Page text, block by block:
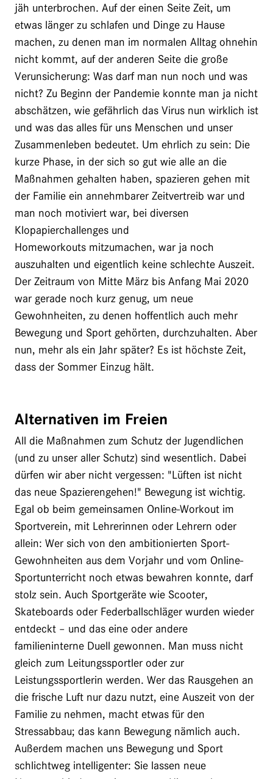
jäh unterbrochen. Auf der einen Seite Zeit, um
etwas länger zu schlafen und Dinge zu Hause
machen, zu denen man im normalen Alltag ohnehin
nicht kommt, auf der anderen Seite die große
Verunsicherung: Was darf man nun noch und was
nicht? Zu Beginn der Pandemie konnte man ja nicht
abschätzen, wie gefährlich das Virus nun wirklich ist
und was das alles für uns Menschen und unser
Zusammenleben bedeutet. Um ehrlich zu sein: Die
kurze Phase, in der sich so gut wie alle an die
Maßnahmen gehalten haben, spazieren gehen mit
der Familie ein annehmbarer Zeitvertreib war und
man noch motiviert war, bei diversen
Klopapierchallenges und
Homeworkouts mitzumachen, war ja noch
auszuhalten und eigentlich keine schlechte Auszeit.
Der Zeitraum von Mitte März bis Anfang Mai 2020
war gerade noch kurz genug, um neue
Gewohnheiten, zu denen hoffentlich auch mehr
Bewegung und Sport gehörten, durchzuhalten. Aber
nun, mehr als ein Jahr später? Es ist höchste Zeit,
dass der Sommer Einzug hält.
Alternativen im Freien
All die Maßnahmen zum Schutz der Jugendlichen
(und zu unser aller Schutz) sind wesentlich. Dabei
dürfen wir aber nicht vergessen: "Lüften ist nicht
das neue Spazierengehen!" Bewegung ist wichtig.
Egal ob beim gemeinsamen Online-Workout im
Sportverein, mit Lehrerinnen oder Lehrern oder
allein: Wer sich von den ambitionierten Sport-
Gewohnheiten aus dem Vorjahr und vom Online-
Sportunterricht noch etwas bewahren konnte, darf
stolz sein. Auch Sportgeräte wie Scooter,
Skateboards oder Federballschläger wurden wieder
entdeckt – und das eine oder andere
familieninterne Duell gewonnen. Man muss nicht
gleich zum Leitungssportler oder zur
Leistungssportlerin werden. Wer das Rausgehen an
die frische Luft nur dazu nutzt, eine Auszeit von der
Familie zu nehmen, macht etwas für den
Stressabbau; das kann Bewegung nämlich auch.
Außerdem machen uns Bewegung und Sport
schlichtweg intelligenter: Sie lassen neue